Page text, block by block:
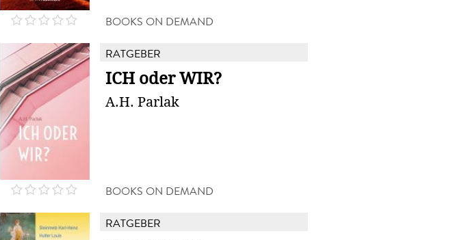
BOOKS ON DEMAND
RATGEBER
ICH oder WIR?
A.H. Parlak
BOOKS ON DEMAND
RATGEBER